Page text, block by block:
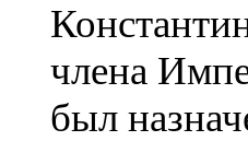
члена
был